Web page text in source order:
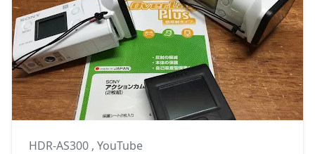
HDR-AS300 , YouTube